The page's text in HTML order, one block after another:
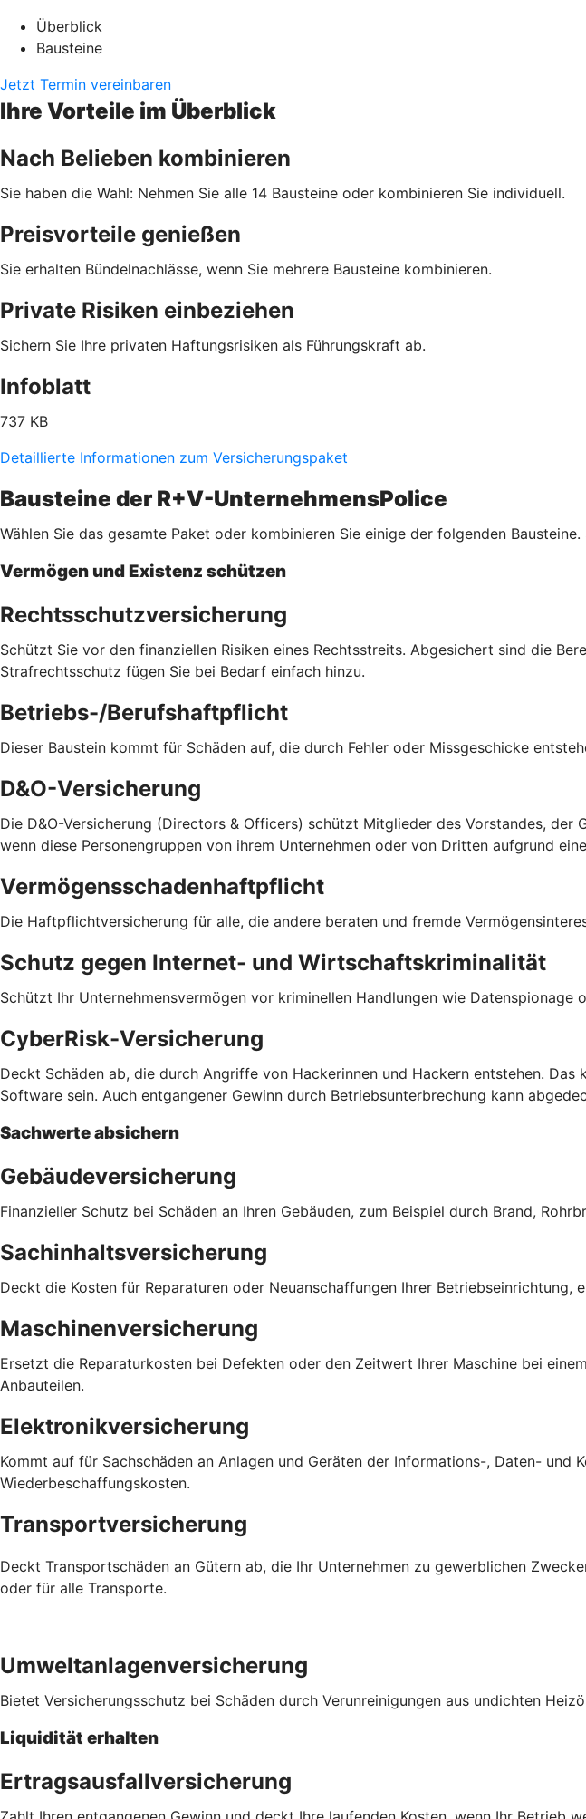
Überblick
Bausteine
Jetzt Termin vereinbaren
Ihre Vorteile im Überblick
Nach Belieben kombinieren
Sie haben die Wahl: Nehmen Sie alle 14 Bausteine oder kombinieren Sie individuell.
Preisvorteile genießen
Sie erhalten Bündelnachlässe, wenn Sie mehrere Bausteine kombinieren.
Private Risiken einbeziehen
Sichern Sie Ihre privaten Haftungsrisiken als Führungskraft ab.
Infoblatt
737 KB
Detaillierte Informationen zum Versicherungspaket
Bausteine der R+V-UnternehmensPolice
Wählen Sie das gesamte Paket oder kombinieren Sie einige der folgenden
Vermögen und Existenz schützen
Rechtsschutzversicherung
Schützt Sie vor den finanziellen Risiken eines Rechtsstreits. Abgesichert sind die
Strafrechtsschutz fügen Sie bei Bedarf einfach hinzu.
Betriebs-/Berufshaftpflicht
Dieser Baustein kommt für Schäden auf, die durch Fehler oder Missgeschicke
D&O-Versicherung
Die D&O-Versicherung (Directors & Officers) schützt Mitglieder des Vorstandes,
wenn diese Personengruppen von ihrem Unternehmen oder von Dritten aufgrund
Vermögensschadenhaftpflicht
Die Haftpflichtversicherung für alle, die andere beraten und fremde
Schutz gegen Internet- und Wirtschaftskriminalität
Schützt Ihr Unternehmensvermögen vor kriminellen Handlungen wie
CyberRisk-Versicherung
Deckt Schäden ab, die durch Angriffe von Hackerinnen und Hackern entstehen.
Software sein. Auch entgangener Gewinn durch Betriebsunterbrechung kann
Sachwerte absichern
Gebäudeversicherung
Finanzieller Schutz bei Schäden an Ihren Gebäuden, zum Beispiel durch Brand,
Sachinhaltsversicherung
Deckt die Kosten für Reparaturen oder Neuanschaffungen Ihrer
Maschinenversicherung
Ersetzt die Reparaturkosten bei Defekten oder den Zeitwert Ihrer Maschine bei
Anbauteilen.
Elektronikversicherung
Kommt auf für Sachschäden an Anlagen und Geräten der Informations-, Daten-
Wiederbeschaffungskosten.
Transportversicherung
Deckt Transportschäden an Gütern ab, die Ihr Unternehmen zu gewerblichen
oder für alle Transporte.
Umweltanlagenversicherung
Bietet Versicherungsschutz bei Schäden durch Verunreinigungen aus undichten
Liquidität erhalten
Ertragsausfallversicherung